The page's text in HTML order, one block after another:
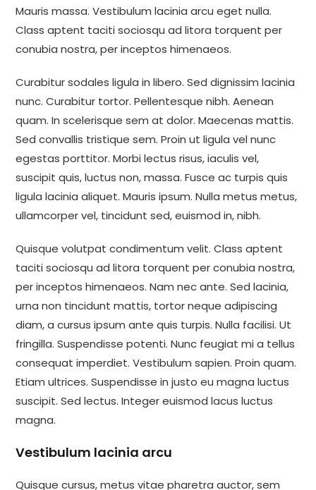
Mauris massa. Vestibulum lacinia arcu eget nulla.
Class aptent taciti sociosqu ad litora torquent per
conubia nostra, per inceptos himenaeos.
Curabitur sodales ligula in libero. Sed dignissim lacinia
nunc. Curabitur tortor. Pellentesque nibh. Aenean
quam. In scelerisque sem at dolor. Maecenas mattis.
Sed convallis tristique sem. Proin ut ligula vel nunc
egestas porttitor. Morbi lectus risus, iaculis vel,
suscipit quis, luctus non, massa. Fusce ac turpis quis
ligula lacinia aliquet. Mauris ipsum. Nulla metus metus,
ullamcorper vel, tincidunt sed, euismod in, nibh.
Quisque volutpat condimentum velit. Class aptent
taciti sociosqu ad litora torquent per conubia nostra,
per inceptos himenaeos. Nam nec ante. Sed lacinia,
urna non tincidunt mattis, tortor neque adipiscing
diam, a cursus ipsum ante quis turpis. Nulla facilisi. Ut
fringilla. Suspendisse potenti. Nunc feugiat mi a tellus
consequat imperdiet. Vestibulum sapien. Proin quam.
Etiam ultrices. Suspendisse in justo eu magna luctus
suscipit. Sed lectus. Integer euismod lacus luctus
magna.
Vestibulum lacinia arcu
Quisque cursus, metus vitae pharetra auctor, sem